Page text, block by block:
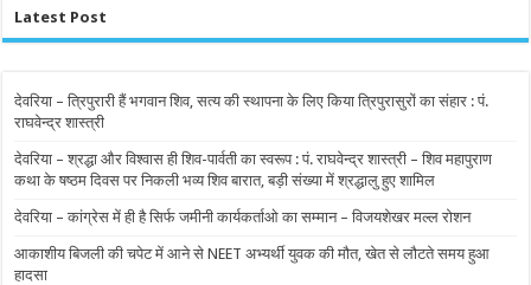
Latest Post
देवरिया – त्रिपुरारी हैं भगवान शिव, सत्य की स्थापना के लिए किया त्रिपुरासुरों का संहार : पं.
राघवेन्द्र शास्त्री
देवरिया – श्रद्धा और विश्वास ही शिव-पार्वती का स्वरूप : पं. राघवेन्द्र शास्त्री – शिव महापुराण
कथा के षष्ठम दिवस पर निकली भव्य शिव बारात, बड़ी संख्या में श्रद्धालु हुए शामिल
देवरिया – कांग्रेस में ही है सिर्फ जमीनी कार्यकर्ताओ का सम्मान – विजयशेखर मल्ल रोशन
आकाशीय बिजली की चपेट में आने से NEET अभ्यर्थी युवक की मौत, खेत से लौटते समय हुआ
हादसा